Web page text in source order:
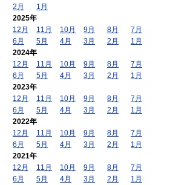
2月
1月
2025年
12月
11月 10月 9月 8月
7月
6月
5月 4月 3月 2月
1月
2024年
12月
11月 10月 9月 8月
7月
6月
5月 4月 3月 2月
1月
2023年
12月
11月 10月 9月 8月
7月
6月
5月 4月 3月 2月
1月
2022年
12月
11月 10月 9月 8月
7月
6月
5月 4月 3月 2月
1月
2021年
12月
11月 10月 9月 8月
7月
6月
5月 4月 3月 2月
1月